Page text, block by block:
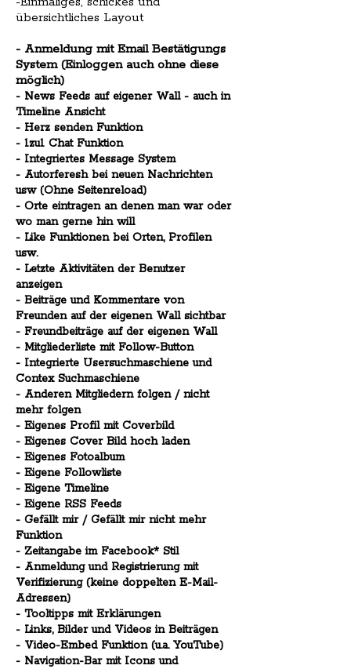
übersichtliches Layout
- Anmeldung mit Email Bestätigungs
System (Einloggen auch ohne diese
möglich)
- News Feeds auf eigener Wall - auch in
Timeline Ansicht
- Herz senden Funktion
- 1zu1 Chat Funktion
- Integriertes Message System
- Autorferesh bei neuen Nachrichten
usw (Ohne Seitenreload)
- Orte eintragen an denen man war oder
wo man gerne hin will
- Like Funktionen bei Orten, Profilen
usw.
- Letzte Aktivitäten der Benutzer
anzeigen
- Beiträge und Kommentare von
Freunden auf der eigenen Wall sichtbar
- Freundbeiträge auf der eigenen Wall
- Mitgliederliste mit Follow-Button
- Integrierte Usersuchmaschiene und
Contex Suchmaschiene
- Anderen Mitgliedern folgen / nicht
mehr folgen
- Eigenes Profil mit Coverbild
- Eigenes Cover Bild hoch laden
- Eigenes Fotoalbum
- Eigene Followliste
- Eigene Timeline
- Eigene RSS Feeds
- Gefällt mir / Gefällt mir nicht mehr
Funktion
- Zeitangabe im Facebook* Stil
- Anmeldung und Registrierung mit
Verifizierung (keine doppelten E-Mail-
Adressen)
- Tooltipps mit Erklärungen
- Links, Bilder und Videos in Beiträgen
- Video-Embed Funktion (u.a. YouTube)
- Navigation-Bar mit Icons und